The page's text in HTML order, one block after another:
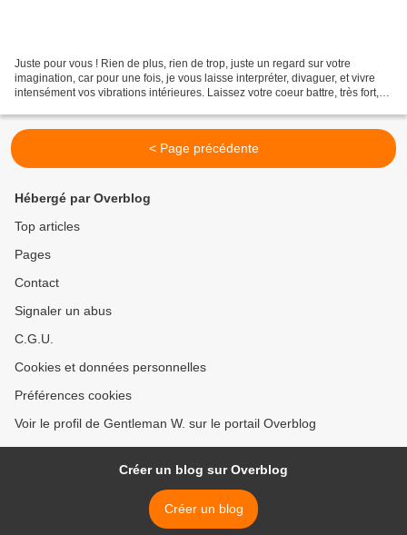
Juste pour vous ! Rien de plus, rien de trop, juste un regard sur votre
imagination, car pour une fois, je vous laisse interpréter, divaguer, et vivre
intensément vos vibrations intérieures. Laissez votre coeur battre, très fort,
< Page précédente
Hébergé par Overblog
Top articles
Pages
Contact
Signaler un abus
C.G.U.
Cookies et données personnelles
Préférences cookies
Voir le profil de Gentleman W. sur le portail Overblog
Créer un blog sur Overblog
Créer un blog